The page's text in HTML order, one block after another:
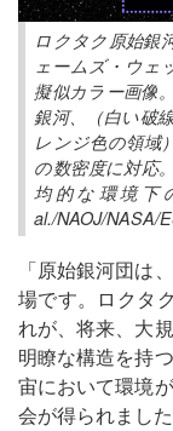
ロクタク原始銀
ェームズ・ウェ
擬似カラー画像
銀河、（白い破
レンジ色の領域
の数密度に対応
均的な環境下
al./NAOJ/NASA/
「原始銀河団は
場です。ロクタ
れが、将来、大
明瞭な構造を持
宙において環境
会が得られまし